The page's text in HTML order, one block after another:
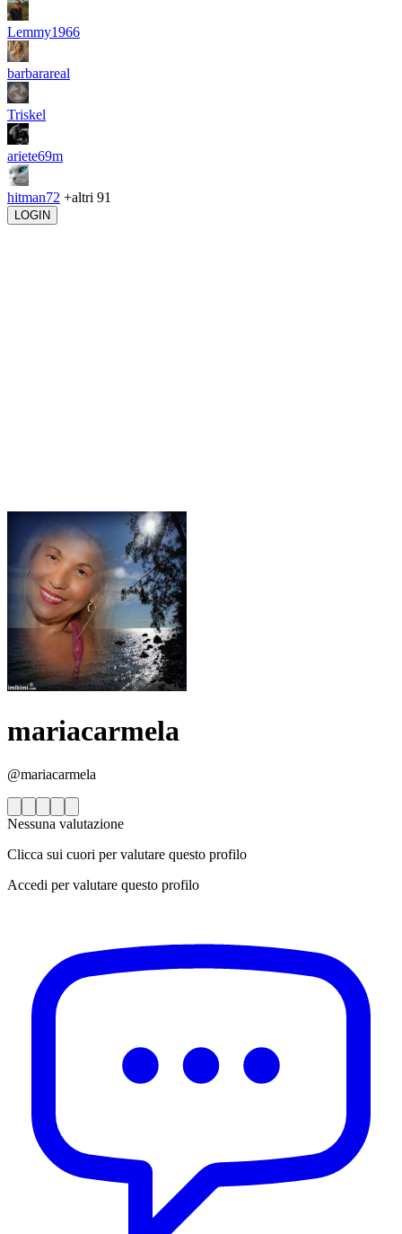
Lemmy1966
barbarareal
Triskel
ariete69m
hitman72 +altri 91
LOGIN
mariacarmela
@mariacarmela
Nessuna valutazione
Clicca sui cuori per valutare questo profilo
Accedi per valutare questo profilo